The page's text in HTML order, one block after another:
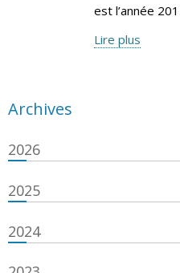
est l’année
Lire plus
Archives
2026
2025
2024